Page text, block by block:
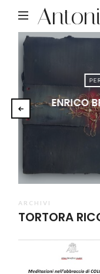
ENRICO
ARCHIVI
TORTORA